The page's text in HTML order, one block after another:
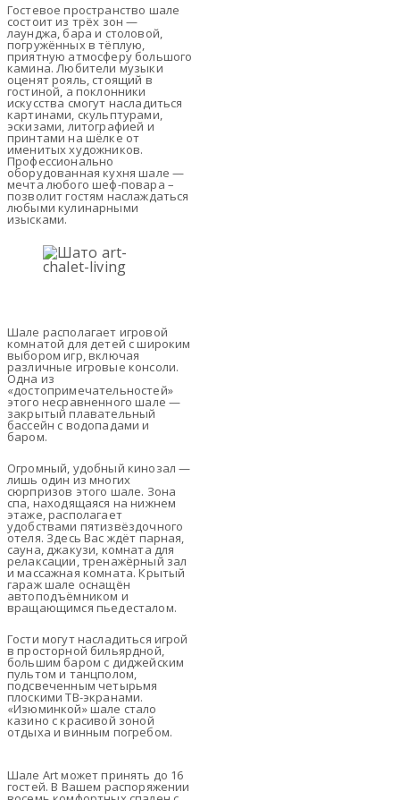
Гостевое пространство шале
состоит из трёх зон —
лаунджа, бара и столовой,
погружённых в тёплую,
приятную атмосферу большого
камина. Любители музыки
оценят рояль, стоящий в
гостиной, а поклонники
искусства смогут насладиться
картинами, скульптурами,
эскизами, литографией и
принтами на шёлке от
именитых художников.
Профессионально
оборудованная кухня шале —
мечта любого шеф-повара –
позволит гостям наслаждаться
любыми кулинарными
изысками.
Шале располагает игровой
комнатой для детей с широким
выбором игр, включая
различные игровые консоли.
Одна из
«достопримечательностей»
этого несравненного шале —
закрытый плавательный
бассейн с водопадами и
баром.
Огромный, удобный кинозал —
лишь один из многих
сюрпризов этого шале. Зона
спа, находящаяся на нижнем
этаже, располагает
удобствами пятизвёздочного
отеля. Здесь Вас ждёт парная,
сауна, джакузи, комната для
релаксации, тренажёрный зал
и массажная комната. Крытый
гараж шале оснащён
автоподъёмником и
вращающимся пьедесталом.
Гости могут насладиться игрой
в просторной бильярдной,
большим баром с диджейским
пультом и танцполом,
подсвеченным четырьмя
плоскими ТВ-экранами.
«Изюминкой» шале стало
казино с красивой зоной
отдыха и винным погребом.
Шале Art может принять до 16
гостей. В Вашем распоряжении